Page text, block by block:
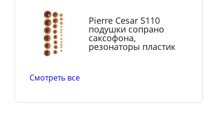
Pierre Cesar S110
подушки сопрано
саксофона,
резонаторы пластик
Смотреть все